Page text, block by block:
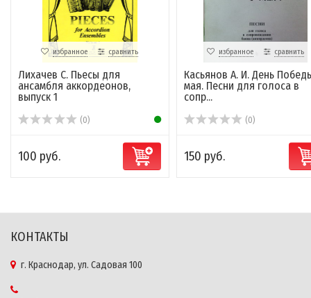
избранное сравнить
Лихачев С. Пьесы для
ансамбля аккордеонов,
выпуск 1
(0)
100 руб.
избранное сравнить
Касьянов А. И. День
мая. Песни для голоса в
сопр...
(0)
150 руб.
КОНТАКТЫ
г. Краснодар, ул. Садовая 100